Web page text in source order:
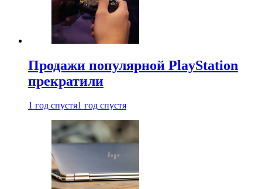
Продажи популярной PlayStation
прекратили
1 год спустя1 год спустя